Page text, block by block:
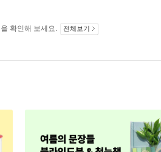
확인해 보세요. 전체보기